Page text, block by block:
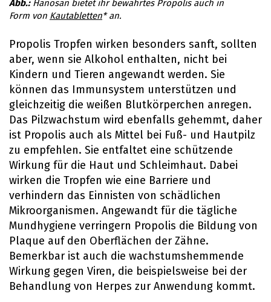
Hanosan bietet ihr bewährtes Propolis auch in
Form von Kautabletten* an.
Propolis Tropfen wirken besonders sanft, sollten
aber, wenn sie Alkohol enthalten, nicht bei
Kindern und Tieren angewandt werden. Sie
können das Immunsystem unterstützen und
gleichzeitig die weißen Blutkörperchen anregen.
Das Pilzwachstum wird ebenfalls gehemmt, daher
ist Propolis auch als Mittel bei Fuß- und Hautpilz
zu empfehlen. Sie entfaltet eine schützende
Wirkung für die Haut und Schleimhaut. Dabei
wirken die Tropfen wie eine Barriere und
verhindern das Einnisten von schädlichen
Mikroorganismen. Angewandt für die tägliche
Mundhygiene verringern Propolis die Bildung von
Plaque auf den Oberflächen der Zähne.
Bemerkbar ist auch die wachstumshemmende
Wirkung gegen Viren, die beispielsweise bei der
Behandlung von Herpes zur Anwendung kommt.